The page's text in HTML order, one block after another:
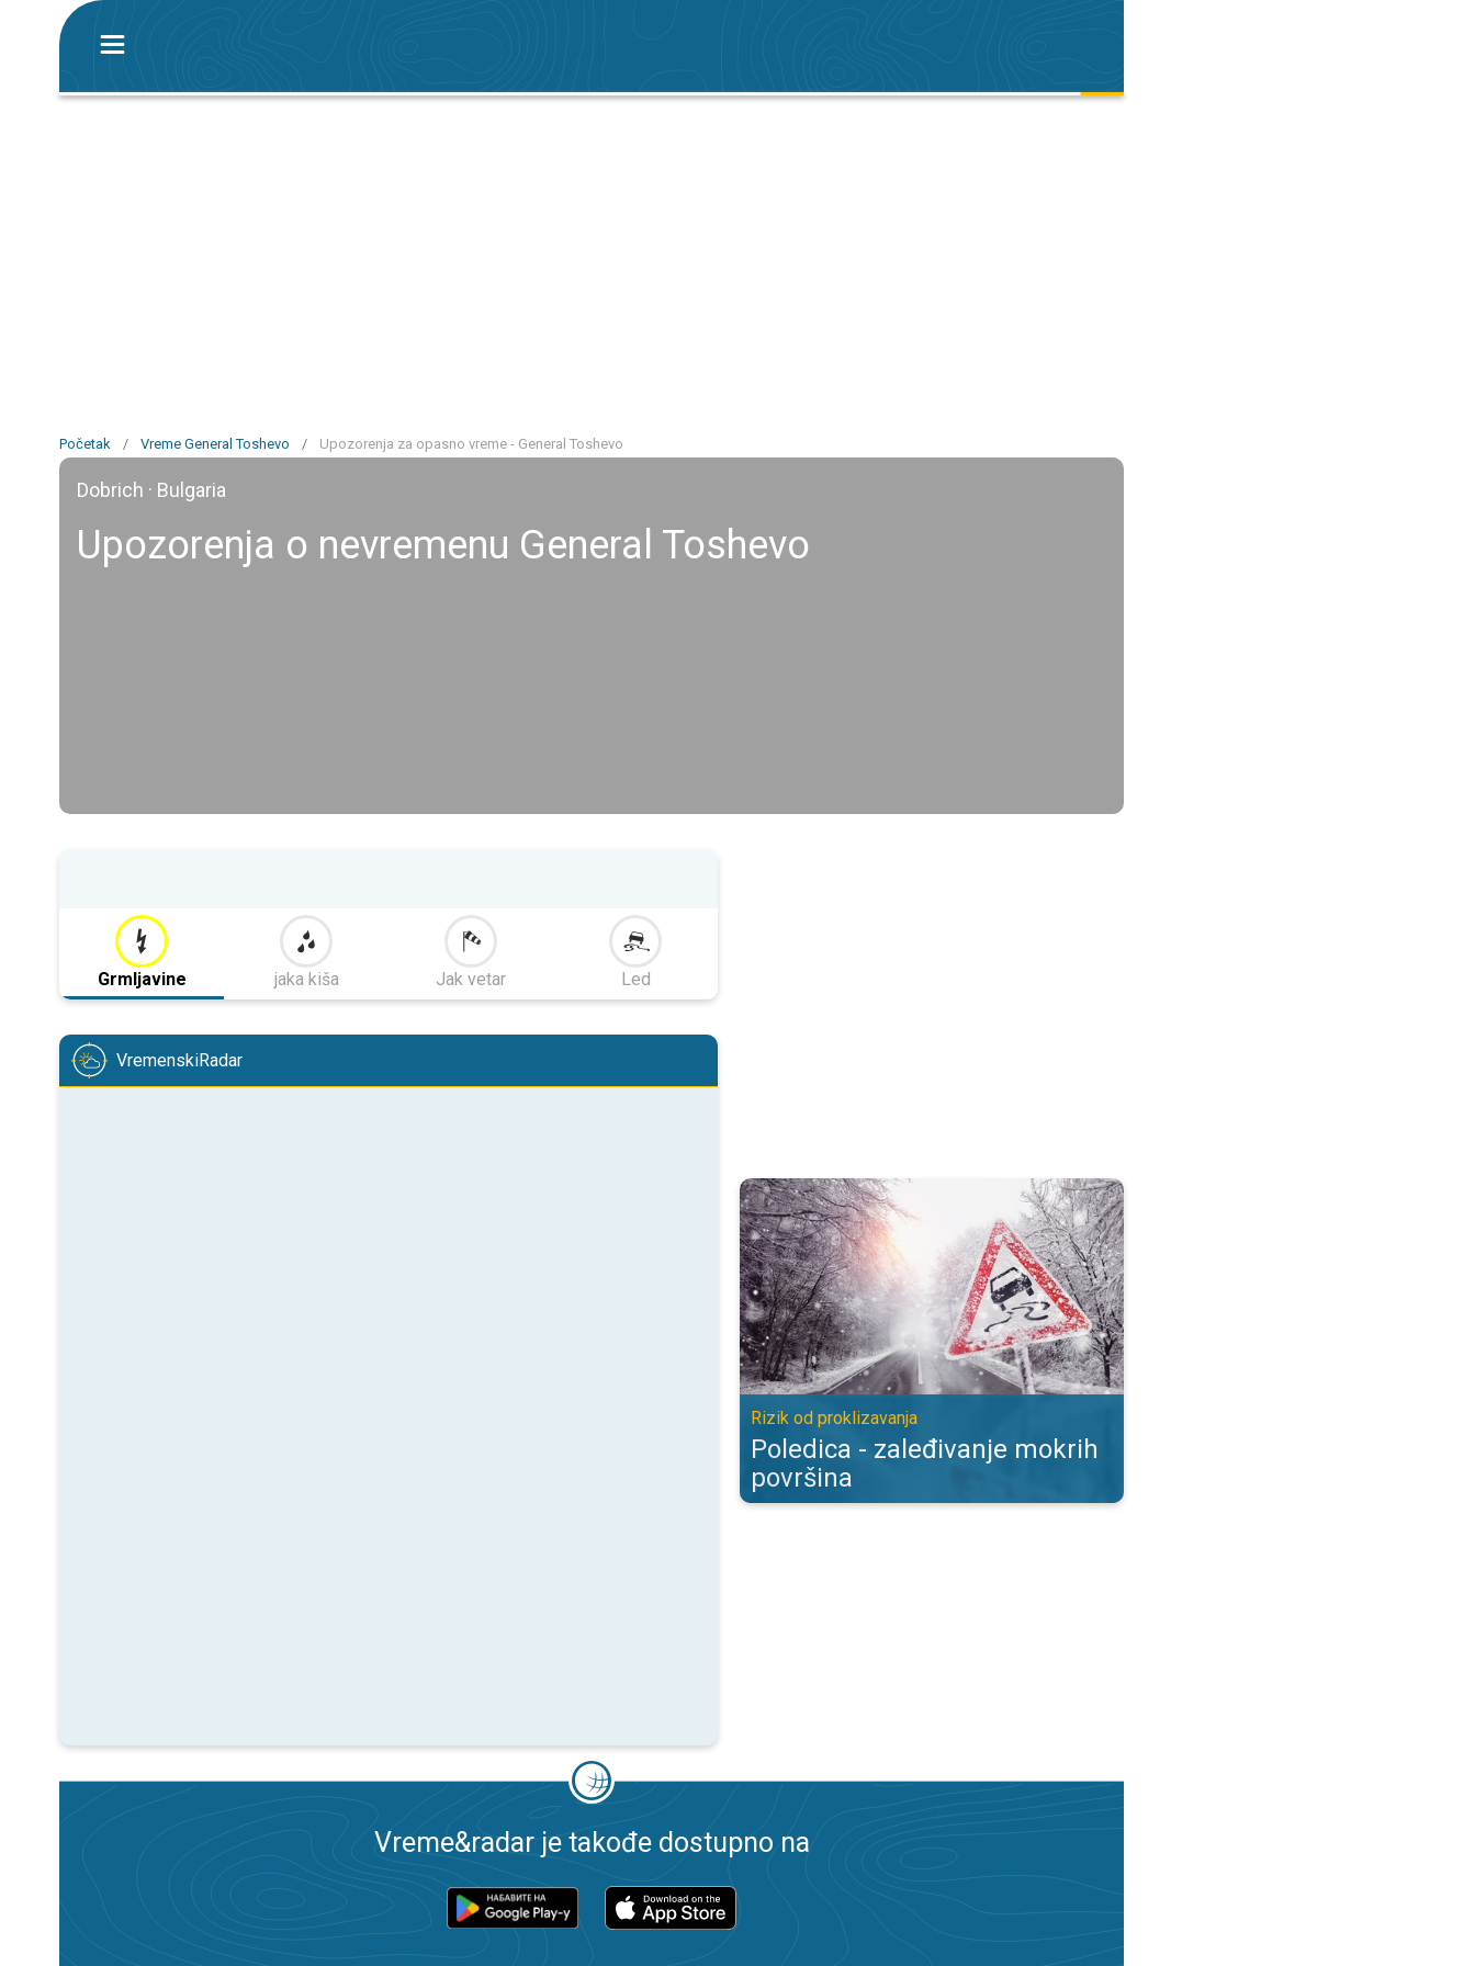
Početak / Vreme General Toshevo / Upozorenja za opasno vreme - General Toshevo
Dobrich · Bulgaria
Upozorenja o nevremenu General Toshevo
Grmljavine jaka kiša Jak vetar Led
VremenskiRadar
Poledica - zaleđivanje mokrih površina. Rizik od proklizavanja. . .
Rizik od proklizavanja
Poledica - zaleđivanje mokrih
površina
Vreme&radar je takođe dostupno na